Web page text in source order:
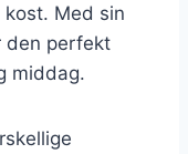
Med sin
den perfekt
middag.